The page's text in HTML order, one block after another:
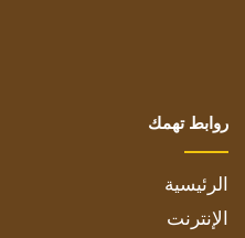
روابط تهمك
الرئيسية
الإنترنت